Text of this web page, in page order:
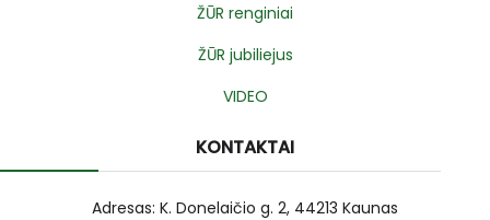
ŽŪR renginiai
ŽŪR jubiliejus
VIDEO
KONTAKTAI
Adresas: K. Donelaičio g. 2, 44213 Kaunas